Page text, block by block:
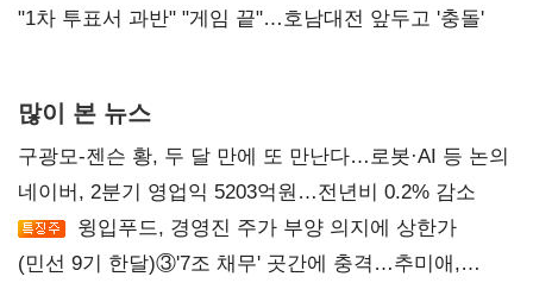
불복'
"1차 투표서 과반" "게임 끝"…호남대전 앞두고 '충돌'
많이 본 뉴스
구광모-젠슨 황, 두 달 만에 또 만난다…로봇·AI 등 논의
네이버, 2분기 영업익 5203억원…전년비 0.2% 감소
윙입푸드, 경영진 주가 부양 의지에 상한가
(민선 9기 한달)③'7조 채무' 곳간에 충격…추미애,